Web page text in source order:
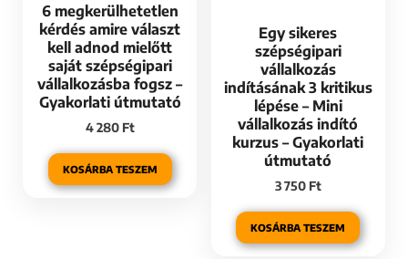
6 megkerülhetetlen
kérdés amire választ
kell adnod mielőtt
saját szépségipari
vállalkozásba fogsz –
Gyakorlati útmutató
4 280 Ft
KOSÁRBA TESZEM
Egy sikeres
szépségipari
vállalkozás
indításának 3 kritikus
lépése – Mini
vállalkozás indító
kurzus – Gyakorlati
útmutató
3 750 Ft
KOSÁRBA TESZEM